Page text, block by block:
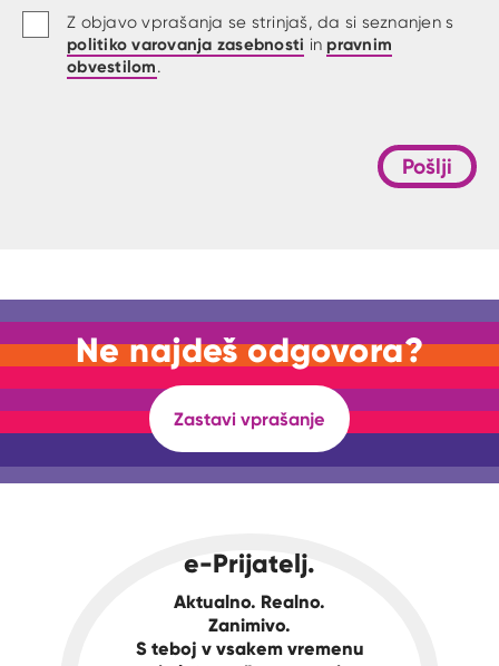
Z objavo vprašanja se strinjaš, da si seznanjen s
politiko varovanja zasebnosti in pravnim
obvestilom.
Pošlji
Ne najdeš odgovora?
Zastavi vprašanje
e-Prijatelj.
Aktualno. Realno.
Zanimivo.
S teboj v vsakem vremenu